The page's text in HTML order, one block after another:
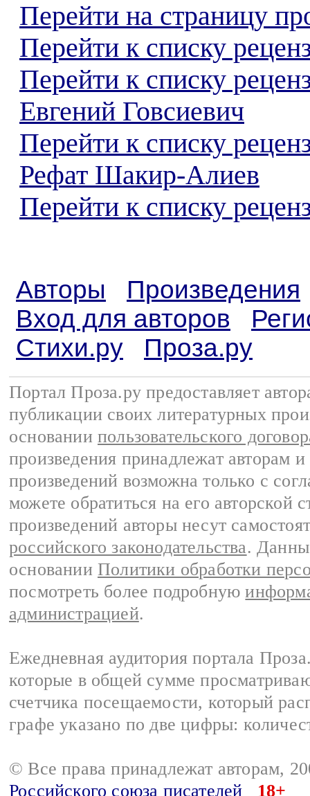
Перейти на страницу
Перейти к списку
Перейти к списку
Евгений Говсиевич
Перейти к списку
Рефат Шакир-Алиев
Перейти к списку
Авторы
Произведения
Вход для авторов
Стихи.ру
Проза.ру
Портал Проза.ру предоставляет
публикации своих литературных
основании пользовательского
произведения принадлежат авторам
произведений возможна только с
можете обратиться на его авторской
произведений авторы несут
российского законодательства.
основании Политики обработки
посмотреть более подробную
администрацией.
Ежедневная аудитория портала
которые в общей сумме
счетчика посещаемости, который
графе указано по две цифры:
© Все права принадлежат авторам,
Российского союза писателей
18+